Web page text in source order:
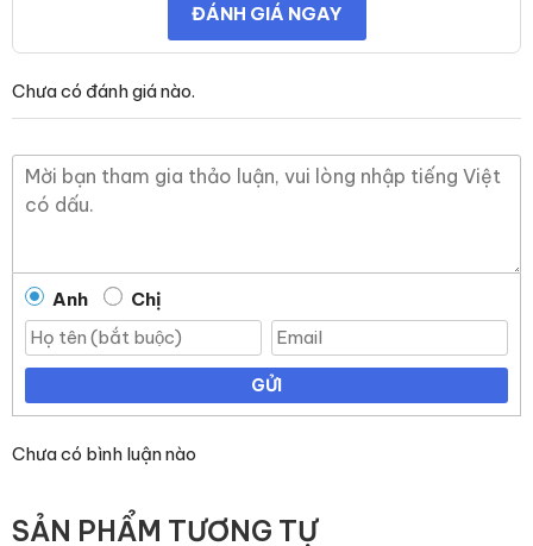
ĐÁNH GIÁ NGAY
Chưa có đánh giá nào.
Anh Chị
GỬI
Chưa có bình luận nào
SẢN PHẨM TƯƠNG TỰ